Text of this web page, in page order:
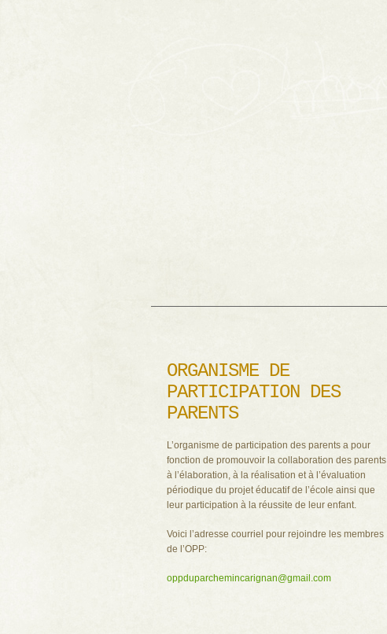
ORGANISME DE
PARTICIPATION DES
PARENTS
L’organisme de participation des parents a pour
fonction de promouvoir la collaboration des parents
à l’élaboration, à la réalisation et à l’évaluation
périodique du projet éducatif de l’école ainsi que
leur participation à la réussite de leur enfant.
Voici l’adresse courriel pour rejoindre les membres
de l’OPP:
oppduparchemincarignan@gmail.com